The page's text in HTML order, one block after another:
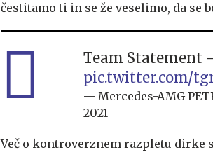
čestitamo ti in se že veselimo, da se
Team Statement
pic.twitter.com/
— Mercedes-AMG
2021
Več o kontroverznem razpletu dirke